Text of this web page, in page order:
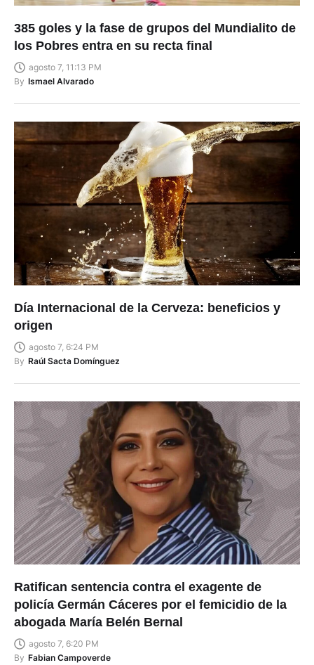
385 goles y la fase de grupos del Mundialito de
los Pobres entra en su recta final
agosto 7, 11:13 PM
By Ismael Alvarado
Día Internacional de la Cerveza: beneficios y
origen
agosto 7, 6:24 PM
By Raúl Sacta Domínguez
Ratifican sentencia contra el exagente de
policía Germán Cáceres por el femicidio de la
abogada María Belén Bernal
agosto 7, 6:20 PM
By Fabian Campoverde